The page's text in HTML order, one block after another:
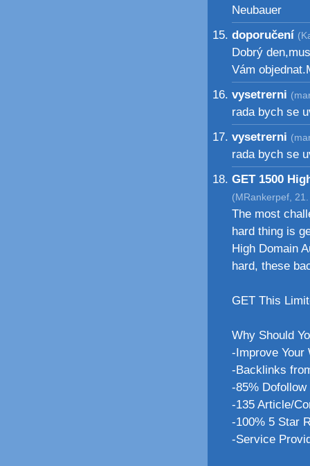
Neubauer
doporučení
Dobrý
Vám
vysetrerni
rada bych se
vysetrerni
rada bych se
GET 1500
(MRankerpef,
The most
hard thing is
High Domain
hard, these
GET This
Why Should
-Improve Your
-Backlinks
-85%
-135 Article/
-100% 5 Star
-Service